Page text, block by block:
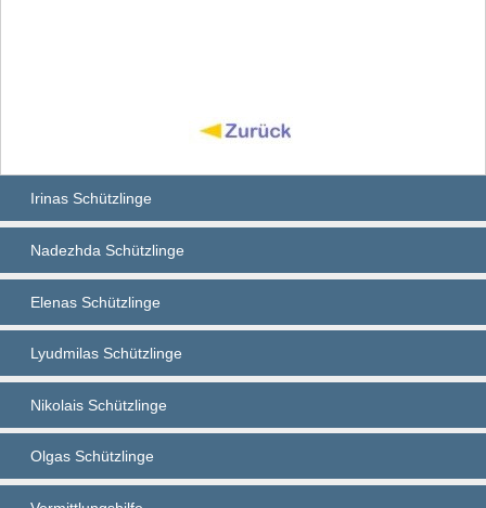
Irinas Schützlinge
Nadezhda Schützlinge
Elenas Schützlinge
Lyudmilas Schützlinge
Nikolais Schützlinge
Olgas Schützlinge